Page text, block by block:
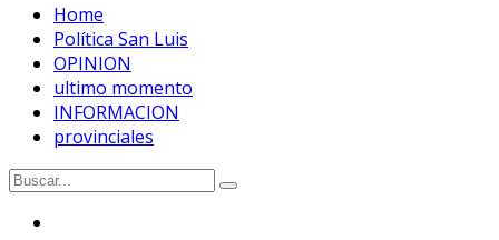
Home
Política San Luis
OPINION
ultimo momento
INFORMACION
provinciales